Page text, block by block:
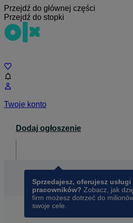
Przejdź do głównej części
Przejdź do stopki
Twoje konto
Dodaj ogłoszenie
Sprzedajesz, oferujesz
pracowników? Zobacz, jak
firm możesz dotrzeć do
swoje cele.